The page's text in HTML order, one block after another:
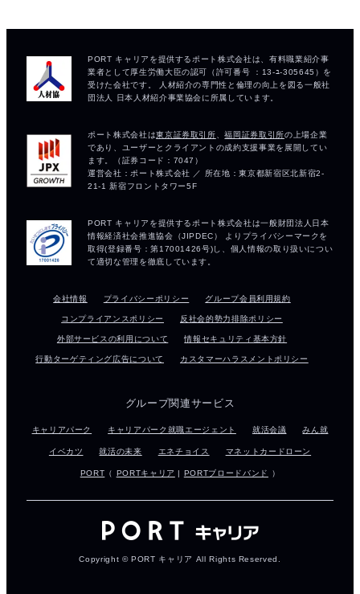
会社情報 プライバシーポリシー グループ会員利用規約
コンプライアンスポリシー 反社会的勢力排除ポリシー
外部サービスの利用について 情報セキュリティ基本方針
行動ターゲティング広告について カスタマーハラスメントポリシー